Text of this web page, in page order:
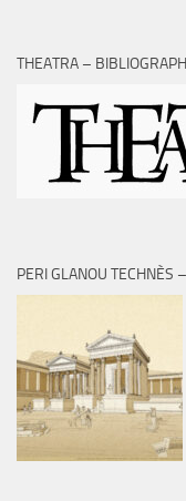
THEATRA –
PERI GLANOU